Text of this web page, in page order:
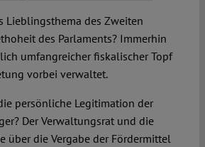
Lieblingsthema des Zweiten
des Parlaments? Immerhin
umfangreicher fiskalischer Topf
vorbei verwaltet.
persönliche Legitimation der
Der Verwaltungsrat und die
über die Vergabe der Fördermittel